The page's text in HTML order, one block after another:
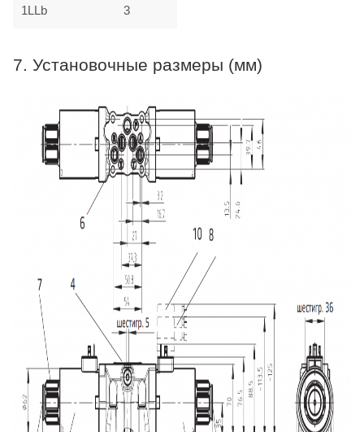
1LLb 3
7. Установочные размеры (мм)